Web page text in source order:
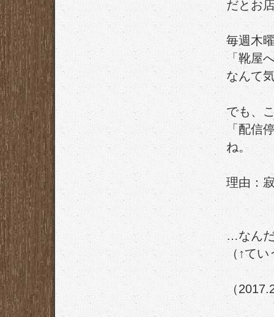
だとお
毎週木
「靴屋
なんて
でも、
「配信
ね。
理由：
…なん
（↑て
（